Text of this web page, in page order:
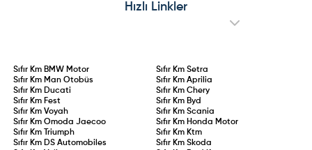
Hızlı Linkler
Sıfır Km BMW Motor Sıfır Km Setra
Sıfır Km Man Otobüs Sıfır Km Aprilia
Sıfır Km Ducati Sıfır Km Chery
Sıfır Km Fest Sıfır Km Byd
Sıfır KmVoyah Sıfır Km Scania
Sıfır KmOmoda Jaecoo Sıfır Km Honda Motor
Sıfır Km
Triumph Sıfır Km Ktm
Sıfır Km DS Automobiles Sıfır Km Skoda